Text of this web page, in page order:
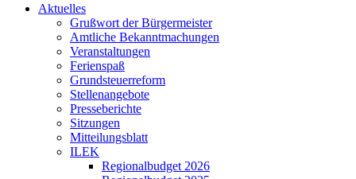
Aktuelles
Grußwort der Bürgermeister
Amtliche Bekanntmachungen
Veranstaltungen
Ferienspaß
Grundsteuerreform
Stellenangebote
Presseberichte
Sitzungen
Mitteilungsblatt
ILEK
Regionalbudget 2026